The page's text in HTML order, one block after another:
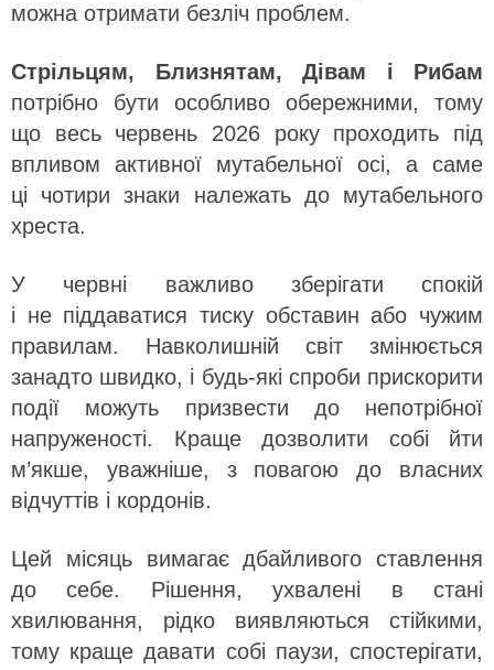
можна отримати безліч проблем.
Стрільцям, Близнятам, Дівам і Рибам
потрібно бути особливо обережними, тому
що весь червень 2026 року проходить під
впливом активної мутабельної осі, а саме
ці чотири знаки належать до мутабельного
хреста.
У червні важливо зберігати спокій
і не піддаватися тиску обставин або чужим
правилам. Навколишній світ змінюється
занадто швидко, і будь-які спроби прискорити
події можуть призвести до непотрібної
напруженості. Краще дозволити собі йти
м’якше, уважніше, з повагою до власних
відчуттів і кордонів.
Цей місяць вимагає дбайливого ставлення
до себе. Рішення, ухвалені в стані
хвилювання, рідко виявляються стійкими,
тому краще давати собі паузи, спостерігати,